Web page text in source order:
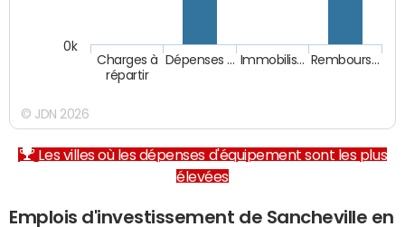
Charges à
répartir
Dépenses … Immobilis… Rembours…
0k
© JDN 2026
Les villes où les dépenses d'équipement sont les plus
élevées
Emplois d'investissement de Sancheville en